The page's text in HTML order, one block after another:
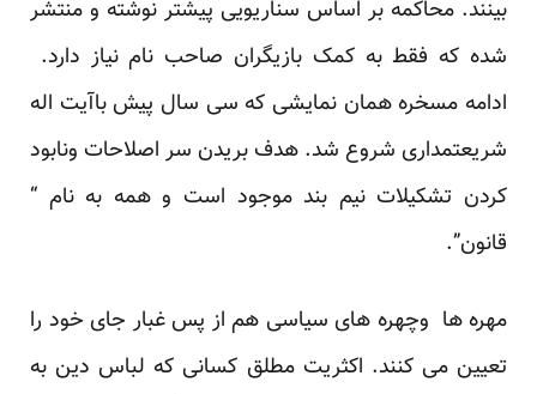
بینند. محاکمه بر اساس سناریویی پیشتر نوشته و منتشر
شده که فقط به کمک بازیگران صاحب نام نیاز دارد.
ادامه مسخره همان نمایشی که سی سال پیش باآیت اله
شریعتمداری شروع شد. هدف بریدن سر اصلاحات ونابود
کردن تشکیلات نیم بند موجود است و همه به نام “
قانون”.
مهره ها وچهره های سیاسی هم از پس غبار جای خود را
تعیین می کنند. اکثریت مطلق کسانی که لباس دین به